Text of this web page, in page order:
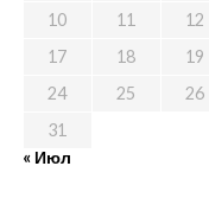
10
11 12
17
18 19
24
25 26
31
« Июл